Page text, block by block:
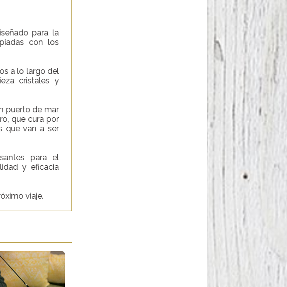
para la
con los
a lo largo del
cristales y
puerto de mar
que cura por
que van a ser
para el
y eficacia
viaje.